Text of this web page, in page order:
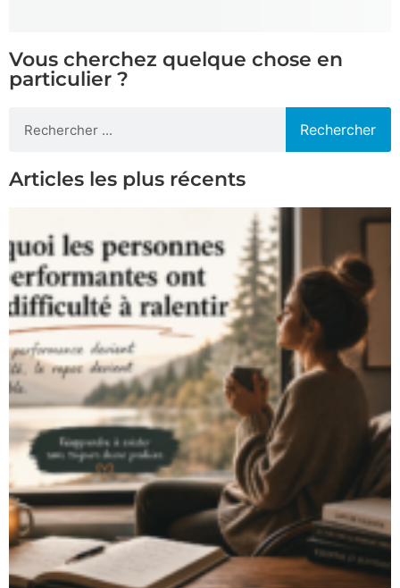
Vous cherchez quelque chose en
particulier ?
Rechercher
Articles les plus récents